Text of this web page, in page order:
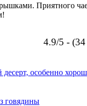
Приятного
4.9/5 - (34
особенно
говядины